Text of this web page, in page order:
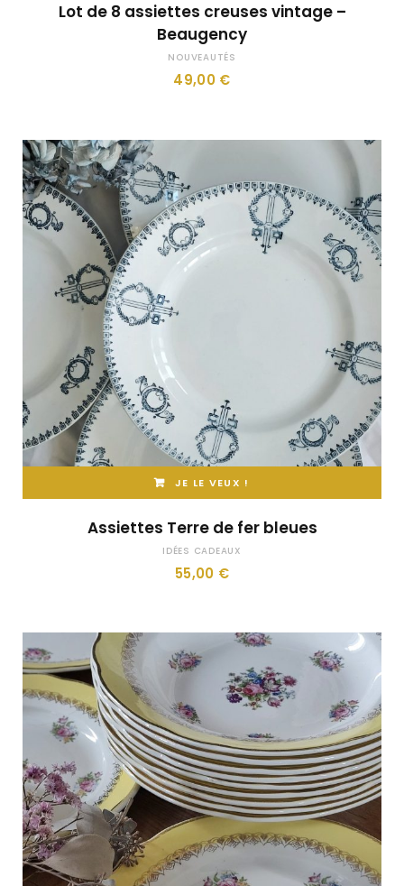
Lot de 8 assiettes creuses vintage –
Beaugency
NOUVEAUTÉS
49,00 €
JE LE VEUX !
Assiettes Terre de fer bleues
IDÉES CADEAUX
55,00 €